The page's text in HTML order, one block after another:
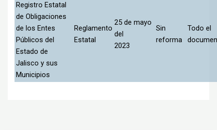
Registro Estatal
de Obligaciones
de los Entes
Públicos del
Estado de
Jalisco y sus
Municipios
Reglamento
Estatal
25 de mayo
del
2023
Sin
reforma
Todo el